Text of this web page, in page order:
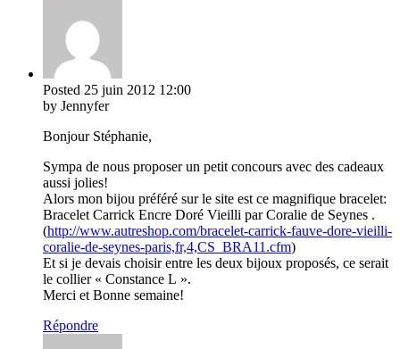
Posted 25 juin 2012 12:00
by Jennyfer
Bonjour Stéphanie,
Sympa de nous proposer un petit concours avec des cadeaux
aussi jolies!
Alors mon bijou préféré sur le site est ce magnifique bracelet:
Bracelet Carrick Encre Doré Vieilli par Coralie de Seynes .
(http://www.autreshop.com/bracelet-carrick-fauve-dore-vieilli-
coralie-de-seynes-paris,fr,4,CS_BRA11.cfm)
Et si je devais choisir entre les deux bijoux proposés, ce serait
le collier « Constance L ».
Merci et Bonne semaine!
Répondre